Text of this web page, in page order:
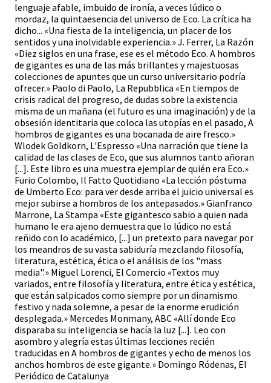
lenguaje afable, imbuido de ironía, a veces lúdico o
mordaz, la quintaesencia del universo de Eco. La crítica ha
dicho... «Una fiesta de la inteligencia, un placer de los
sentidos y una inolvidable experiencia.» J. Ferrer, La Razón
«Diez siglos en una frase, ese es el método Eco. A hombros
de gigantes es una de las más brillantes y majestuosas
colecciones de apuntes que un curso universitario podría
ofrecer.» Paolo di Paolo, La Repubblica «En tiempos de
crisis radical del progreso, de dudas sobre la existencia
misma de un mañana (el futuro es una imaginación) y de la
obsesión identitaria que coloca las utopías en el pasado, A
hombros de gigantes es una bocanada de aire fresco.»
Wlodek Goldkorn, L'Espresso «Una narración que tiene la
calidad de las clases de Eco, que sus alumnos tanto añoran
[...]. Este libro es una muestra ejemplar de quién era Eco.»
Furio Colombo, Il Fatto Quotidiano «La lección póstuma
de Umberto Eco: para ver desde arriba el juicio universal es
mejor subirse a hombros de los antepasados.» Gianfranco
Marrone, La Stampa «Este gigantesco sabio a quien nada
humano le era ajeno demuestra que lo lúdico no está
reñido con lo académico, [...] un pretexto para navegar por
los meandros de su vasta sabiduría mezclando filosofía,
literatura, estética, ética o el análisis de los "mass
media".» Miguel Lorenci, El Comercio «Textos muy
variados, entre filosofía y literatura, entre ética y estética,
que están salpicados como siempre por un dinamismo
festivo y nada solemne, a pesar de la enorme erudición
desplegada.» Mercedes Monmany, ABC «Allí donde Eco
disparaba su inteligencia se hacía la luz [...]. Leo con
asombro y alegría estas últimas lecciones recién
traducidas en A hombros de gigantes y echo de menos los
anchos hombros de este gigante.» Domingo Ródenas, El
Periódico de Catalunya